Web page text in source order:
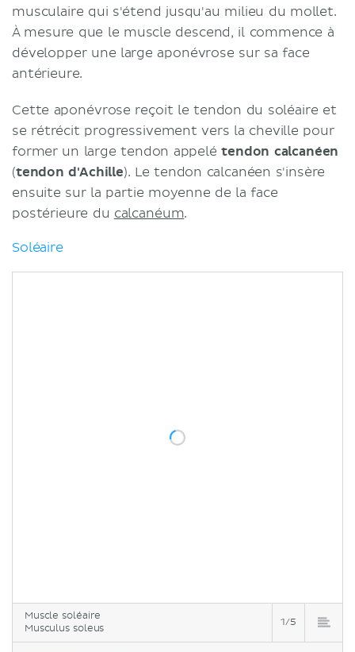
musculaire qui s'étend jusqu'au milieu du mollet.
À mesure que le muscle descend, il commence à
développer une large aponévrose sur sa face
antérieure.
Cette aponévrose reçoit le tendon du soléaire et
se rétrécit progressivement vers la cheville pour
former un large tendon appelétendon calcanéen
(tendon d'Achille). Le tendon calcanéen s'insère
ensuite sur la partie moyenne de la face
postérieure du calcanéum.
Soléaire
Muscle soléaire
Musculus soleus
1/5